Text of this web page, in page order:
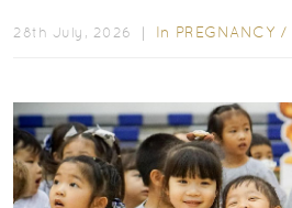
28th July, 2026 ｜ In PREGNANCY /